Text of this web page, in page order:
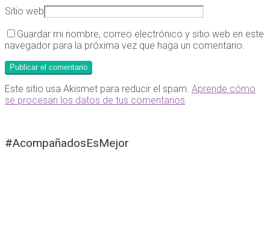
Sitio web
Guardar mi nombre, correo electrónico y sitio web en este
navegador para la próxima vez que haga un comentario.
Este sitio usa Akismet para reducir el spam. Aprende cómo
se procesan los datos de tus comentarios
#AcompañadosEsMejor